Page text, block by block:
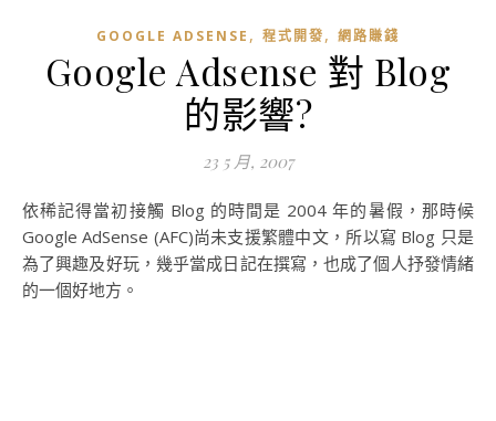
GOOGLE ADSENSE , 程式開發, 網路賺錢
Google Adsense 對 Blog
的影響?
23 5 月, 2007
依稀記得當初接觸 Blog 的時間是 2004 年的暑假，那時候
Google AdSense (AFC)尚未支援繁體中文，所以寫 Blog 只是
為了興趣及好玩，幾乎當成日記在撰寫，也成了個人抒發情緒
的一個好地方。